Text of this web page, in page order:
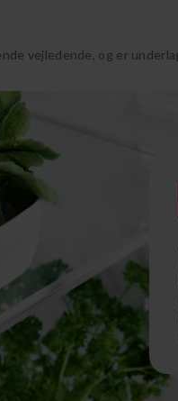
vejledende, og er